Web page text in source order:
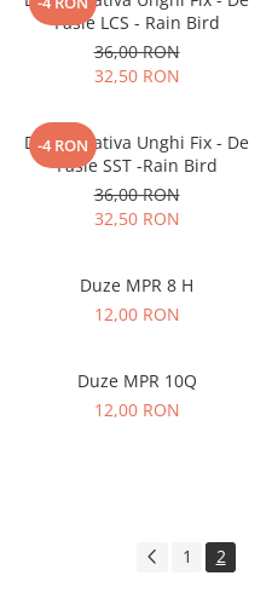
Fasie LCS - Rain Bird
36,00 RON
32,50 RON
-4 RON
Duza rotativa Unghi Fix - De
Fasie SST -Rain Bird
36,00 RON
32,50 RON
Duze MPR 8 H
12,00 RON
Duze MPR 10Q
12,00 RON
1 2